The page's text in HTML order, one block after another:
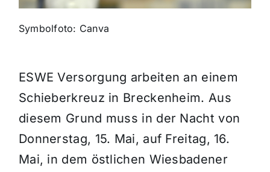
Gewinnspiele
Symbolfoto: Canva
ESWE Versorgung arbeiten an einem
Schieberkreuz in Breckenheim. Aus
diesem Grund muss in der Nacht von
Donnerstag, 15. Mai, auf Freitag, 16.
Mai, in dem östlichen Wiesbadener